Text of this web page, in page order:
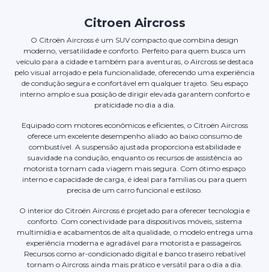
Citroen Aircross
O Citroën Aircross é um SUV compacto que combina design
moderno, versatilidade e conforto. Perfeito para quem busca um
veículo para a cidade e também para aventuras, o Aircross se destaca
pelo visual arrojado e pela funcionalidade, oferecendo uma experiência
de condução segura e confortável em qualquer trajeto. Seu espaço
interno amplo e sua posição de dirigir elevada garantem conforto e
praticidade no dia a dia.
Equipado com motores econômicos e eficientes, o Citroën Aircross
oferece um excelente desempenho aliado ao baixo consumo de
combustível. A suspensão ajustada proporciona estabilidade e
suavidade na condução, enquanto os recursos de assistência ao
motorista tornam cada viagem mais segura. Com ótimo espaço
interno e capacidade de carga, é ideal para famílias ou para quem
precisa de um carro funcional e estiloso.
O interior do Citroën Aircross é projetado para oferecer tecnologia e
conforto. Com conectividade para dispositivos móveis, sistema
multimídia e acabamentos de alta qualidade, o modelo entrega uma
experiência moderna e agradável para motorista e passageiros.
Recursos como ar-condicionado digital e banco traseiro rebatível
tornam o Aircross ainda mais prático e versátil para o dia a dia.